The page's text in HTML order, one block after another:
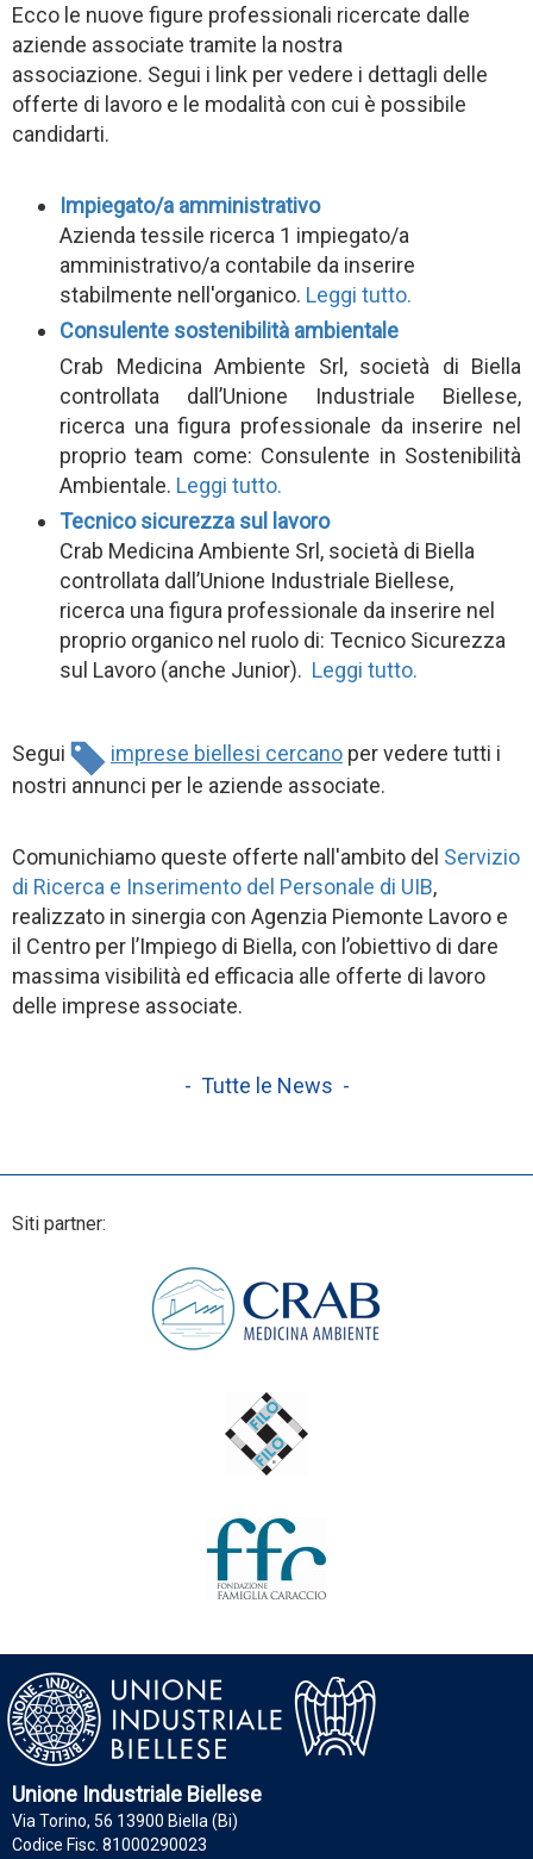
Ecco le nuove figure professionali ricercate dalle
aziende associate tramite la nostra
associazione. Segui i link per vedere i dettagli delle
offerte di lavoro e le modalità con cui è possibile
candidarti.
Impiegato/a amministrativo
Azienda tessile ricerca 1 impiegato/a
amministrativo/a contabile da inserire
stabilmente nell'organico. Leggi tutto.
Consulente sostenibilità ambientale
Crab Medicina Ambiente Srl, società di Biella
controllata dall’Unione Industriale Biellese,
ricerca una figura professionale da inserire nel
proprio team come: Consulente in Sostenibilità
Ambientale. Leggi tutto.
Tecnico sicurezza sul lavoro
Crab Medicina Ambiente Srl, società di Biella
controllata dall’Unione Industriale Biellese,
ricerca una figura professionale da inserire nel
proprio organico nel ruolo di: Tecnico Sicurezza
sul Lavoro (anche Junior). Leggi tutto.
Segui imprese biellesi cercano per vedere tutti i
nostri annunci per le aziende associate.
Comunichiamo queste offerte nall'ambito del Servizio
di Ricerca e Inserimento del Personale di UIB,
realizzato in sinergia con Agenzia Piemonte Lavoro e
il Centro per l’Impiego di Biella, con l’obiettivo di dare
massima visibilità ed efficacia alle offerte di lavoro
delle imprese associate.
- Tutte le News -
Siti partner:
Unione Industriale Biellese
Via Torino, 56 13900 Biella (Bi)
Codice Fisc. 81000290023